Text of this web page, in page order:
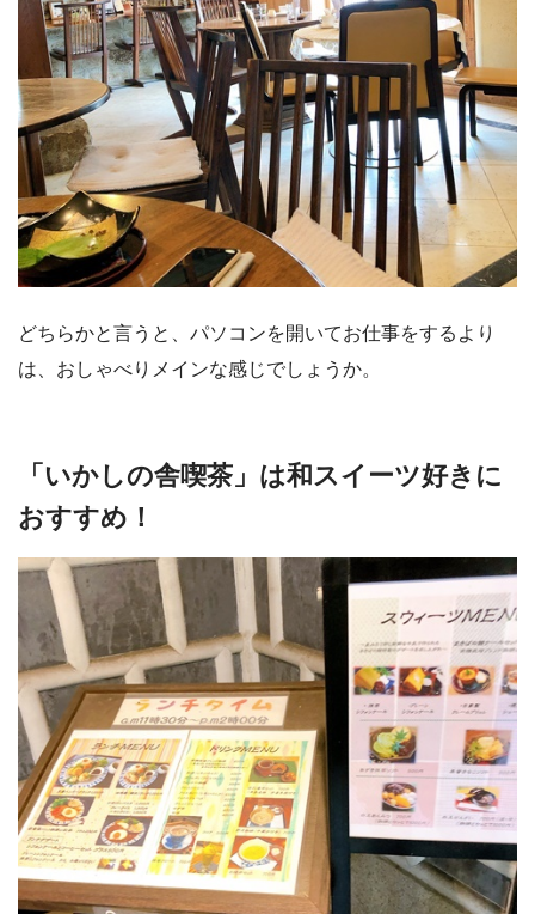
どちらかと言うと、パソコンを開いてお仕事をするより
は、おしゃべりメインな感じでしょうか。
「いかしの舎喫茶」は和スイーツ好きに
おすすめ！